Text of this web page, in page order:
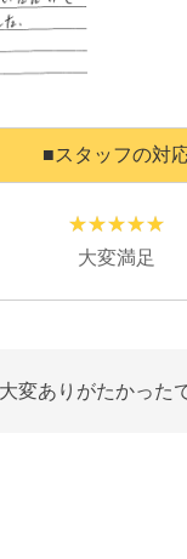
■スタッフの対
大変満足
ありがたかった